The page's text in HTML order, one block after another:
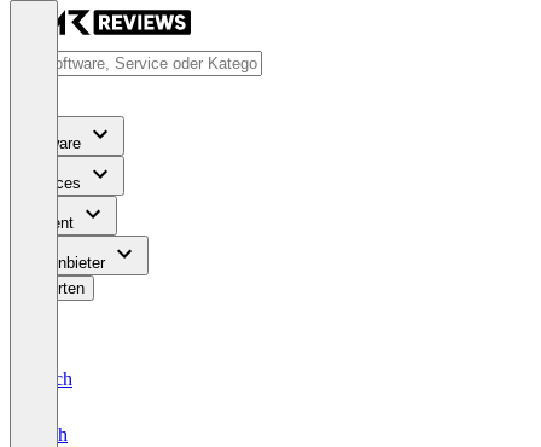
Software
Services
Content
Für Anbieter
Bewerten
Deutsch
English